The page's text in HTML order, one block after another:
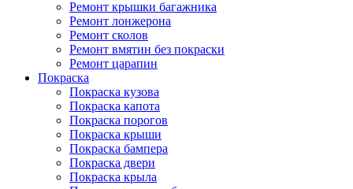
Ремонт крышки багажника
Ремонт лонжерона
Ремонт сколов
Ремонт вмятин без покраски
Ремонт царапин
Покраска
Покраска кузова
Покраска капота
Покраска порогов
Покраска крыши
Покраска бампера
Покраска двери
Покраска крыла